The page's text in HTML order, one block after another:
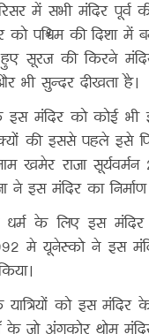
में सभी मंदिर पूर्व
पश्चिम की दिशा में
सूरज की किरने
भी सुन्दर दीखता है।
इस मंदिर को कोई
की इससे पहले इसे
खमेर राजा
ने इस मंदिर का निर्माण
धर्म के लिए इस
मे यूनेस्को ने इस
को इस मंदिर के